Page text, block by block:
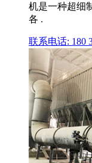
机是一种超细
各 .
联系电话: 180